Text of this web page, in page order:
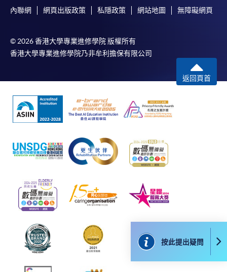
Google Chrome瀏覽器。
必須重新開始整個申請程序。
網上報名只支援「提早報讀優惠」。如需享用其他
在網上報名過程中，由於提交課程申請和付款在系
統處理上為兩個不同的程序，成功付款並不保證成
功被獲取錄。任何不成功的申請，課程組職員將儘
快與 閣下聯絡。
申請人應注意，不論親身或網上報讀，相同的課
程/科目只可提交一次申請。
確認。另外，確認電子郵件亦會發送到 閣下的電
子郵件帳戶。請保留確定回條作日後查詢用途。
除特殊情況(例如課程因報名人數不足而被取消)及
法例規定外，一切已繳費用，概不退還。
如須甄選入學，則正式收據並不可作為 閣下已獲
取錄的證明。學院將在截止報名日期後儘快通知申
請者是否獲取錄。落選的申請人將獲退還已繳交的
按此提出疑問
折
內聯網 網頁出版政策 私隱政策 網站地圖 無障礙網頁
© 2026 香港大學專業進修學院 版權所有
香港大學專業進修學院乃非牟利擔保有限公司
返回頁首